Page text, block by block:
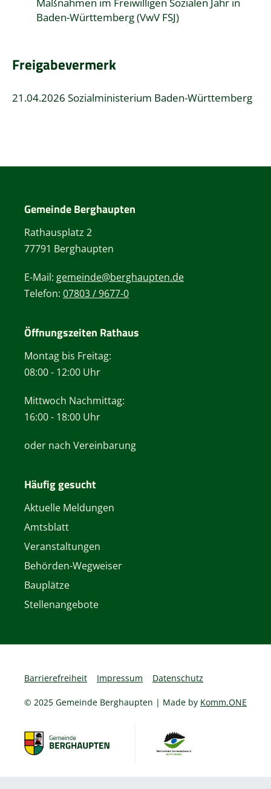
Baden-Württemberg (VwV FSJ)
Freigabevermerk
21.04.2026 Sozialministerium Baden-Württemberg
Gemeinde Berghaupten
Rathausplatz 2
77791 Berghaupten
E-Mail: gemeinde@berghaupten.de
Telefon: 07803 / 9677-0
Öffnungszeiten Rathaus
Montag bis Freitag:
08:00 - 12:00 Uhr
Mittwoch Nachmittag:
16:00 - 18:00 Uhr
oder nach Vereinbarung
Häufig gesucht
Aktuelle Meldungen
Amtsblatt
Veranstaltungen
Behörden-Wegweiser
Bauplätze
Stellenangebote
Barrierefreiheit Impressum Datenschutz
© 2025 Gemeinde Berghaupten | Made by Komm.ONE